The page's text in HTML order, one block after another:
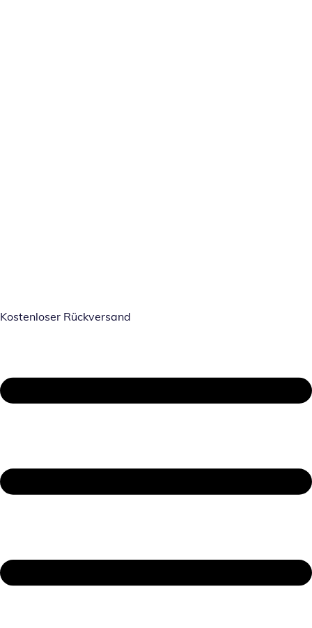
Kostenloser Rückversand